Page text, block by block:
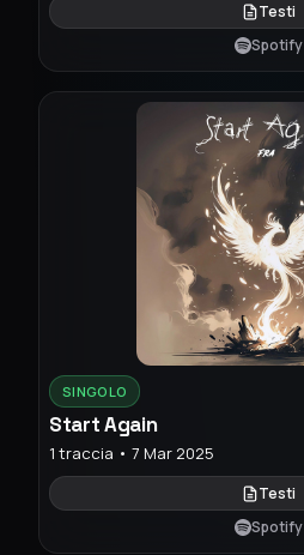
Testi
Spotify
SINGOLO
Start Again
1 traccia • 7 Mar 2025
Testi
Spotify